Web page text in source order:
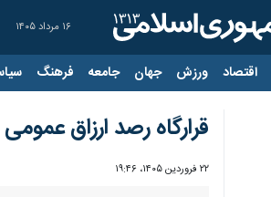
۱۶ مرداد ۱۴۰۵
اقتصاد ورزش جهان جامعه فرهنگ
قرارگاه رصد ارزاق
۲۲ فروردین ۱۴۰۵، ۱۹:۴۶